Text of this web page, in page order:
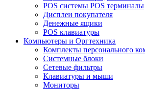
POS системы POS терминалы
Дисплеи покупателя
Денежные ящики
POS клавиатуры
Компьютеры и Оргтехника
Комплекты персонального
Системные блоки
Сетевые фильтры
Клавиатуры и мыши
Мониторы